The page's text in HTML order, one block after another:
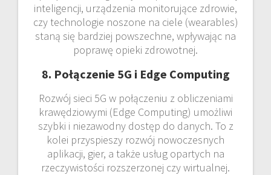
inteligencji, urządzenia monitorujące zdrowie,
czy technologie noszone na ciele (wearables)
staną się bardziej powszechne, wpływając na
poprawę opieki zdrowotnej.
8. Połączenie 5G i Edge Computing
Rozwój sieci 5G w połączeniu z obliczeniami
krawędziowymi (Edge Computing) umożliwi
szybki i niezawodny dostęp do danych. To z
kolei przyspieszy rozwój nowoczesnych
aplikacji, gier, a także usług opartych na
rzeczywistości rozszerzonej czy wirtualnej.